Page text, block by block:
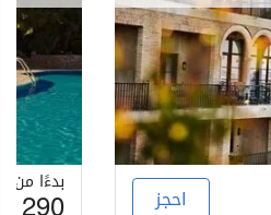
احجز
بدءًا من